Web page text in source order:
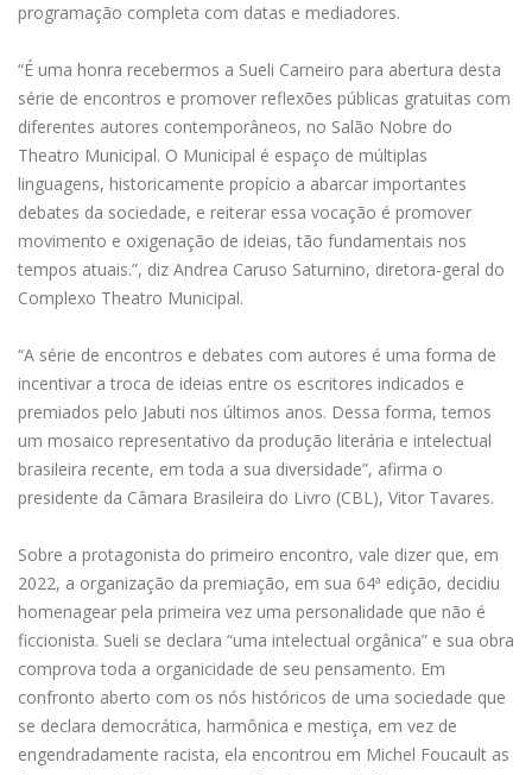
programação completa com datas e mediadores.
“É uma honra recebermos a Sueli Carneiro para abertura desta
série de encontros e promover reflexões públicas gratuitas com
diferentes autores contemporâneos, no Salão Nobre do
Theatro Municipal. O Municipal é espaço de múltiplas
linguagens, historicamente propício a abarcar importantes
debates da sociedade, e reiterar essa vocação é promover
movimento e oxigenação de ideias, tão fundamentais nos
tempos atuais.”, diz Andrea Caruso Saturnino, diretora-geral do
Complexo Theatro Municipal.
“A série de encontros e debates com autores é uma forma de
incentivar a troca de ideias entre os escritores indicados e
premiados pelo Jabuti nos últimos anos. Dessa forma, temos
um mosaico representativo da produção literária e intelectual
brasileira recente, em toda a sua diversidade”, afirma o
presidente da Câmara Brasileira do Livro (CBL), Vitor Tavares.
Sobre a protagonista do primeiro encontro, vale dizer que, em
2022, a organização da premiação, em sua 64ª edição, decidiu
homenagear pela primeira vez uma personalidade que não é
ficcionista. Sueli se declara “uma intelectual orgânica” e sua obra
comprova toda a organicidade de seu pensamento. Em
confronto aberto com os nós históricos de uma sociedade que
se declara democrática, harmônica e mestiça, em vez de
engendradamente racista, ela encontrou em Michel Foucault as